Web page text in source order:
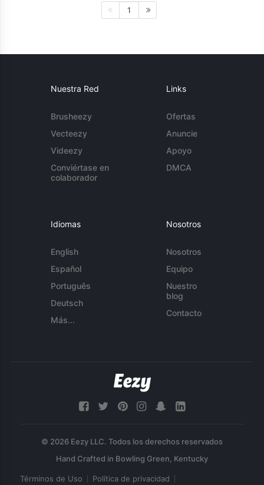
1
Nuestra Red
Brusheezy
Vecteezy
Videezy
Conviértase en
colaborador
Links
Ofertas
Anuncie
Apoyo
DMCA
Idiomas
English
Español
Português
Deutsch
Más...
Nosotros
Nosotros
Equipo
Nuestro
blog
Contacto
© 2026 Eezy LLC. Todos los derechos reservados
Términos de Uso Política de privacidad